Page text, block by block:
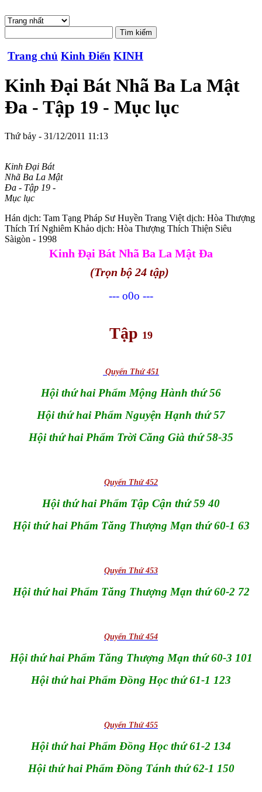
Trang chủ Kinh Điển KINH
Kinh Đại Bát Nhã Ba La Mật
Đa - Tập 19 - Mục lục
Thứ bảy - 31/12/2011 11:13
Kinh Đại Bát
Nhã Ba La Mật
Đa - Tập 19 -
Mục lục
Hán dịch: Tam Tạng Pháp Sư Huyền Trang Việt dịch: Hòa Thượng
Thích Trí Nghiêm Khảo dịch: Hòa Thượng Thích Thiện Siêu
Sàigòn - 1998
Kinh Đại Bát Nhã Ba La Mật Đa
(Trọn bộ 24 tập)
--- o0o ---
Tập 19
Quyển Thứ 451
Hội thứ hai Phẩm Mộng Hành thứ 56
Hội thứ hai Phẩm Nguyện Hạnh thứ 57
Hội thứ hai Phẩm Trời Căng Già thứ 58-35
Quyển Thứ 452
Hội thứ hai Phẩm Tập Cận thứ 59 40
Hội thứ hai Phẩm Tăng Thượng Mạn thứ 60-1 63
Quyển Thứ 453
Hội thứ hai Phẩm Tăng Thượng Mạn thứ 60-2 72
Quyển Thứ 454
Hội thứ hai Phẩm Tăng Thượng Mạn thứ 60-3 101
Hội thứ hai Phẩm Đồng Học thứ 61-1 123
Quyển Thứ 455
Hội thứ hai Phẩm Đồng Học thứ 61-2 134
Hội thứ hai Phẩm Đồng Tánh thứ 62-1 150